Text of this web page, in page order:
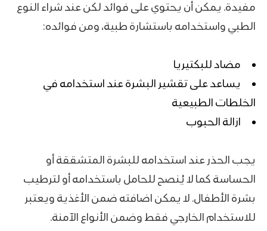
مفيدة. يمكن أن يحتوي على فوائد لكن عند شراء النوع
الطبي واستخدامه باستشارة طبية، ومن فوائده:
مضاد للبكتيريا
يساعد على تقشير البشرة عند استخدامه في
الخلطات الطبيعية
ازالة الحبوب
يجب الحذر عند استخدامه للبشرة المتشققة أو
الحساسة كما لا يُنصح للحامل باستخدامه أو لترطيب
بشرة الأطفال. لا يمكن اضافته ضمن الأغذية ويعتبر
للاستخدام الخارجي فقط وضمن الأنواع الآمنة.